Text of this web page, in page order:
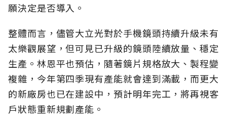
願決定是否導入。
整體而言，儘管大立光對於手機鏡頭持續升級未有
太樂觀展望，但可見已升級的鏡頭陸續放量、穩定
生產。林恩平也預估，隨著鏡片規格放大、製程變
複雜，今年第四季現有產能就會達到滿載，而更大
的新廠房也已在建設中，預計明年完工，將再視客
戶狀態重新規劃產能。